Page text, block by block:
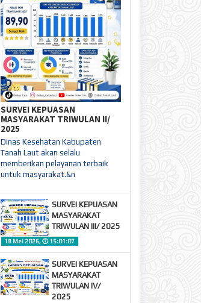
SURVEI KEPUASAN
MASYARAKAT TRIWULAN II/
2025
Dinas Kesehatan Kabupaten
Tanah Laut akan selalu
memberikan pelayanan terbaik
untuk masyarakat.&n
SURVEI KEPUASAN
MASYARAKAT
TRIWULAN III/ 2025
18 Mei 2026,🕔15:01:07
SURVEI KEPUASAN
MASYARAKAT
TRIWULAN IV/
2025